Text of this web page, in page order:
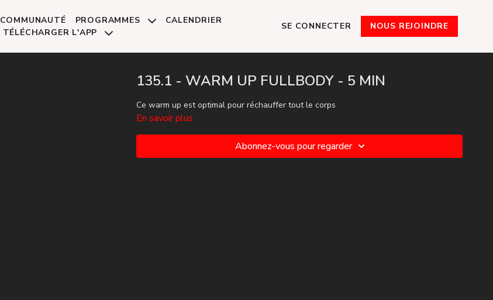
COMMUNAUTÉ PROGRAMMES
CALENDRIER
TÉLÉCHARGER L'APP
SE CONNECTER NOUS REJOINDRE
135.1 - WARM UP FULLBODY - 5 MIN
Ce warm up est optimal pour réchauffer tout le corps
En savoir plus
Abonnez-vous pour regarder